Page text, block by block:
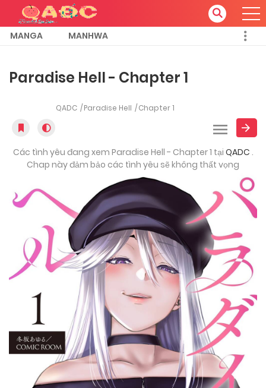
MANGA MANHWA
Paradise Hell - Chapter 1
QADC Paradise Hell Chapter 1
Các tình yêu đang xem Paradise Hell - Chapter 1 tại QADC .
Chap này đảm bảo các tình yêu sẽ không thất vọng